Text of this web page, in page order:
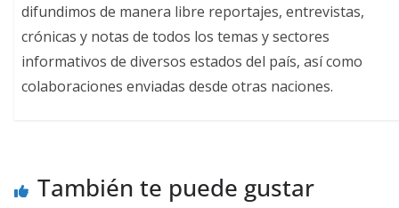
difundimos de manera libre reportajes, entrevistas,
crónicas y notas de todos los temas y sectores
informativos de diversos estados del país, así como
colaboraciones enviadas desde otras naciones.
También te puede gustar